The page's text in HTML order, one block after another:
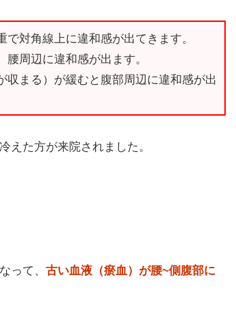
対角線上に違和感が出てきます。
周辺に違和感が出ます。
収まる）が緩むと腹部周辺に違和感が出
えた方が来院されました。
って、 古い血液（瘀血）が腰~側腹部に